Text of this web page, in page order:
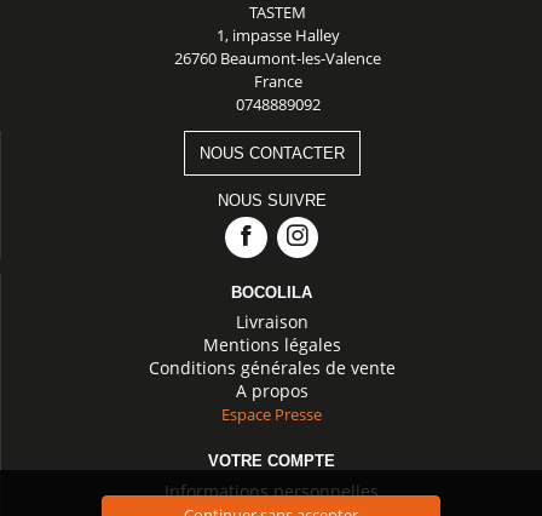
TASTEM
1, impasse Halley
26760 Beaumont-les-Valence
France
0748889092
NOUS CONTACTER
NOUS SUIVRE
BOCOLILA
Livraison
Mentions légales
Conditions générales de vente
A propos
Espace Presse
VOTRE COMPTE
Informations personnelles